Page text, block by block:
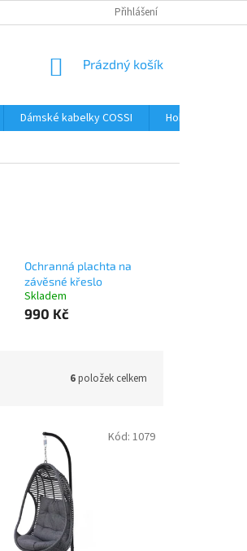
Přihlášení
NÁKUPNÍ
Prázdný košík
Dámské kabelky COSSI Hobby
Ochranná plachta na
závěsné křeslo
Skladem
990 Kč
6položek celkem
Kód: 1079